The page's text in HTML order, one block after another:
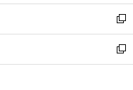
開
く
ウ
で
開
く
ン
ド
ウ
で
開
ウ
ィ
ン
ド
ウ
し
い
ウ
ィ
ン
新
し
い
ウ
新
し